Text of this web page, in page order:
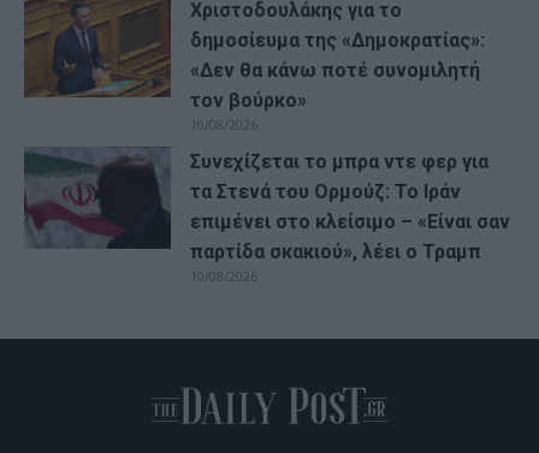
Χριστοδουλάκης για το
δημοσίευμα της «Δημοκρατίας»:
«Δεν θα κάνω ποτέ συνομιλητή
τον βούρκο»
10/08/2026
Συνεχίζεται το μπρα ντε φερ για
τα Στενά του Ορμούζ: Το Ιράν
επιμένει στο κλείσιμο – «Είναι σαν
παρτίδα σκακιού», λέει ο Τραμπ
10/08/2026